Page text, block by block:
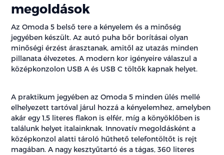
megoldások
Az Omoda 5 belső tere a kényelem és a minőség
jegyében készült. Az autó puha bőr borításai olyan
minőségi érzést árasztanak, amitől az utazás minden
pillanata élvezetes. A modern kor igényeire válaszul a
középkonzolon USB A és USB C töltők kapnak helyet.
A praktikum jegyében az Omoda 5 minden ülés mellé
elhelyezett tartóval járul hozzá a kényelemhez, amelyben
akár egy 1,5 literes flakon is elfér, míg a könyöklőben is
találunk helyet italainknak. Innovatív megoldásként a
középkonzol alatti tároló hűthető telefontöltőt is rejt
magában. A nagy kesztyűtartó és a tágas, 360 literes